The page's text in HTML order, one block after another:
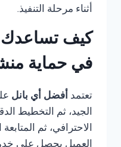
أثناء مرحلة التنفيذ.
كيف تساعدك
في حماية
تعتمد أفضل أي بانل
الجيد، ثم التخطيط
الاحترافي، ثم